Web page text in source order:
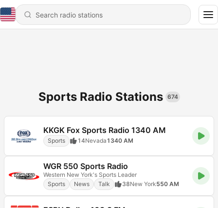
Sports Radio Stations 674
KKGK Fox Sports Radio 1340 AM
Sports 14Nevada1340 AM
WGR 550 Sports Radio
Western New York's Sports Leader
Sports
News Talk 38New York550 AM